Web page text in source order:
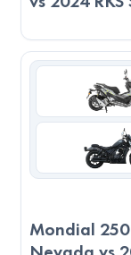
Genel
Her iki modelin de
Mondial 250
2024 RK250S ise
konfor, yakıt
hız, tork ve
daha cazip bir
Mondial